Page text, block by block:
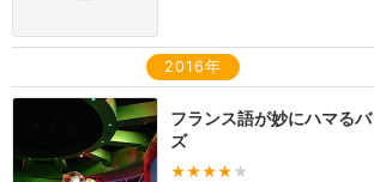
2016年
フランス語が妙にハマるバ
ズ
★★★★ ★